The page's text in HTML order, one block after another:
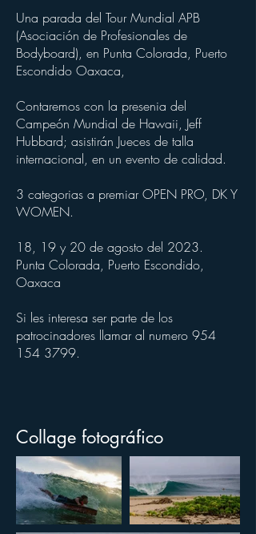
Una parada del Tour Mundial APB
(Asociación de Profesionales de
Bodyboard), en Punta Colorada, Puerto
Escondido Oaxaca,
Contaremos con la presenia del
Campeón Mundial de Hawaii, Jeff
Hubbard; asistirán Jueces de talla
internacional, en un evento de calidad.
3 categorias a premiar OPEN PRO, DK Y
WOMEN.
18, 19 y 20 de agosto del 2023.
Punta Colorada, Puerto Escondido,
Oaxaca
Si les interesa ser parte de los
patrocinadores llamar al numero 954
154 3799.
Collage fotográfico